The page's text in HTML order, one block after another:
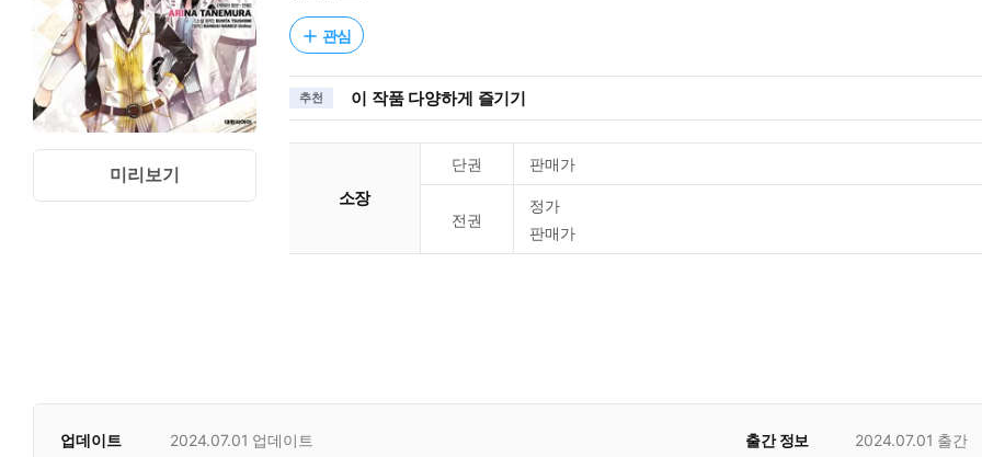
미리보기
관심
추천 이 작품 다양하게 즐기기
소장
단권 판매가
전권
정가
판매가
업데이트 2024.07.01 업데이트 출간 정보 2024.07.01 출간